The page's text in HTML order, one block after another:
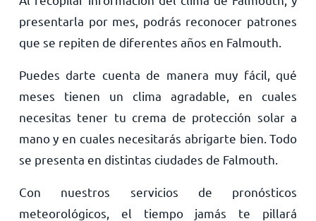
presentarla por mes, podrás reconocer patrones
que se repiten de diferentes años en Falmouth.
Puedes darte cuenta de manera muy fácil, qué
meses tienen un clima agradable, en cuales
necesitas tener tu crema de protección solar a
mano y en cuales necesitarás abrigarte bien. Todo
se presenta en distintas ciudades de Falmouth.
Con nuestros servicios de pronósticos
meteorológicos, el tiempo jamás te pillará